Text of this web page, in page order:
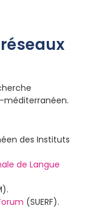
méditerranéen.
des Instituts
de Langue
(SUERF).